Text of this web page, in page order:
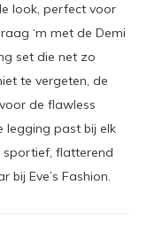
look, perfect voor
‘m met de Demi
set die net zo
te vergeten, de
de flawless
legging past bij elk
sportief, flatterend
Eve’s Fashion.